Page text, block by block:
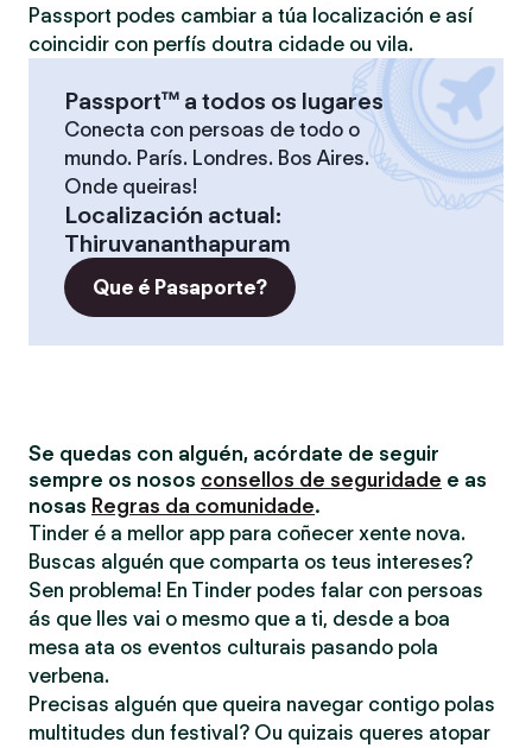
Passport podes cambiar a túa localización e así
coincidir con perfís doutra cidade ou vila.
Passport™ a todos os lugares
Conecta con persoas de todo o
mundo. París. Londres. Bos Aires.
Onde queiras!
Localización actual:
Thiruvananthapuram
Que é Pasaporte?
Se quedas con alguén, acórdate de seguir
sempre os nosos consellos de seguridade e as
nosas Regras da comunidade.
Tinder é a mellor app para coñecer xente nova.
Buscas alguén que comparta os teus intereses?
Sen problema! En Tinder podes falar con persoas
ás que lles vai o mesmo que a ti, desde a boa
mesa ata os eventos culturais pasando pola
verbena.
Precisas alguén que queira navegar contigo polas
multitudes dun festival? Ou quizais queres atopar